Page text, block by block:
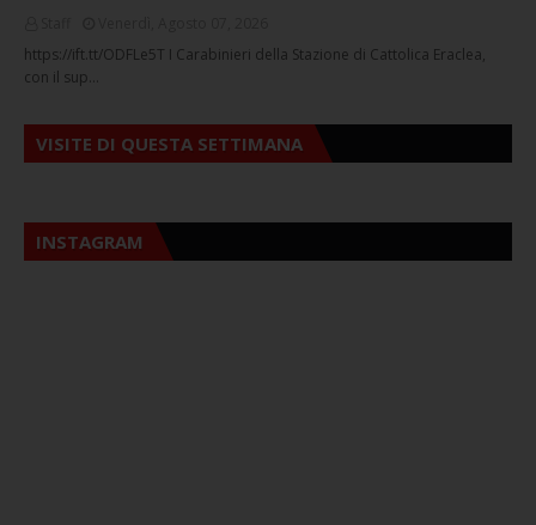
https://ift.tt/ODFLe5T I Carabinieri della Stazione di Cattolica Eraclea,
con il sup…
VISITE DI QUESTA SETTIMANA
INSTAGRAM